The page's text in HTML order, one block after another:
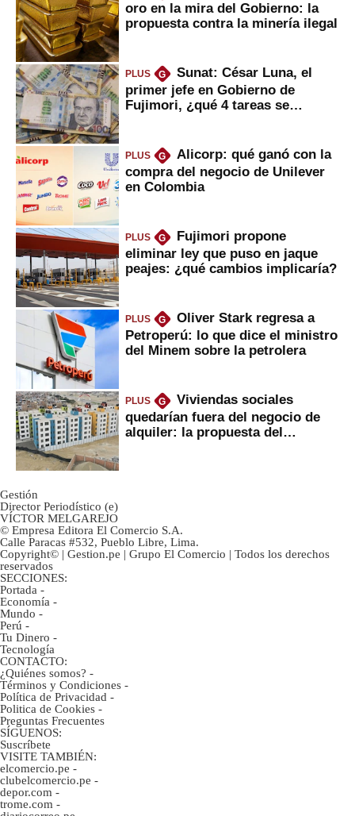
oro en la mira del Gobierno: la
propuesta contra la minería ilegal
PLUS G
Sunat: César Luna, el
primer jefe en Gobierno de
Fujimori, ¿qué 4 tareas se
PLUS G
Alicorp: qué ganó con la
compra del negocio de Unilever
en Colombia
PLUS G
Fujimori propone
eliminar ley que puso en jaque
peajes: ¿qué cambios implicaría?
PLUS G
Oliver Stark regresa a
Petroperú: lo que dice el ministro
del Minem sobre la petrolera
PLUS G
Viviendas sociales
quedarían fuera del negocio de
alquiler: la propuesta del
Gestión
Director Periodístico (e)
VÍCTOR MELGAREJO
© Empresa Editora El Comercio S.A.
Calle Paracas #532, Pueblo Libre, Lima.
Copyright© | Gestion.pe | Grupo El Comercio | Todos los derechos
reservados
SECCIONES:
Portada -
Economía -
Mundo -
Perú -
Tu Dinero -
Tecnología
CONTACTO:
¿Quiénes somos? -
Términos y Condiciones -
Política de Privacidad -
Politica de Cookies -
Preguntas Frecuentes
SÍGUENOS:
Suscríbete
VISITE TAMBIÉN:
elcomercio.pe -
clubelcomercio.pe -
depor.com -
trome.com -